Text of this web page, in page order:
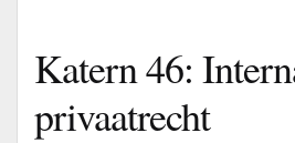
Katern 46:
privaatrecht